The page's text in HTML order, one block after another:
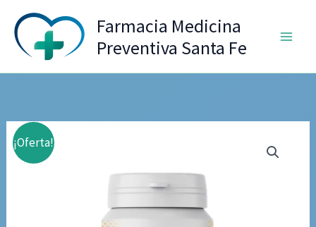
contenido
Farmacia Medicina
Preventiva Santa Fe
¡Oferta!